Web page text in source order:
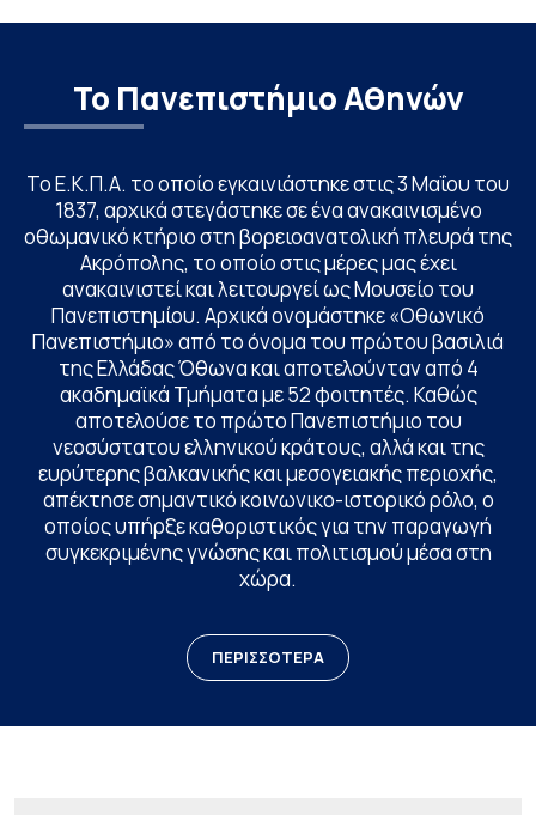
Το Πανεπιστήμιο Αθηνών
Το Ε.Κ.Π.Α. το οποίο εγκαινιάστηκε στις 3 Μαΐου του
1837, αρχικά στεγάστηκε σε ένα ανακαινισμένο
οθωμανικό κτήριο στη βορειοανατολική πλευρά της
Ακρόπολης, το οποίο στις μέρες μας έχει
ανακαινιστεί και λειτουργεί ως Μουσείο του
Πανεπιστημίου. Αρχικά ονομάστηκε «Οθωνικό
Πανεπιστήμιο» από το όνομα του πρώτου βασιλιά
της Ελλάδας Όθωνα και αποτελούνταν από 4
ακαδημαϊκά Τμήματα με 52 φοιτητές. Καθώς
αποτελούσε το πρώτο Πανεπιστήμιο του
νεοσύστατου ελληνικού κράτους, αλλά και της
ευρύτερης βαλκανικής και μεσογειακής περιοχής,
απέκτησε σημαντικό κοινωνικο-ιστορικό ρόλο, ο
οποίος υπήρξε καθοριστικός για την παραγωγή
συγκεκριμένης γνώσης και πολιτισμού μέσα στη
χώρα.
ΠΕΡΙΣΣΟΤΕΡΑ